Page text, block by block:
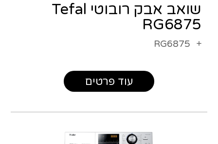
שואב אבק רובוטי Tefal
RG6875
RG6875
עוד פרטים